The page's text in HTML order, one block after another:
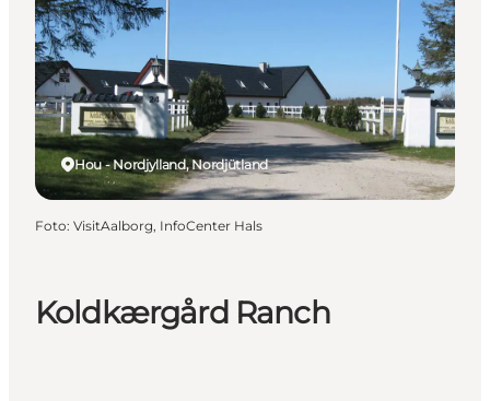
Destinationen
Guides
Veranstaltungen
Für Kinder
Koldkærgård Ranch
Hou - Nordjylland, Nordjütland
Foto: VisitAalborg, InfoCenter Hals